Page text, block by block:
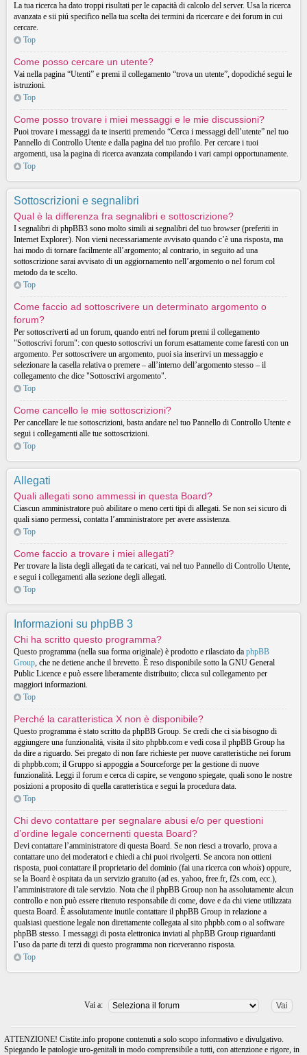
La tua ricerca ha dato troppi risultati per le capacità di calcolo del server. Usa la ricerca
avanzata e sii piú specifico nella tua scelta dei termini da ricercare e dei forum in cui
cercare.
Top
Come posso cercare un utente?
Vai nella pagina “Utenti” e premi il collegamento “trova un utente”, dopodiché segui le
istruzioni.
Top
Come posso trovare i miei messaggi e le mie discussioni?
Puoi trovare i messaggi da te inseriti premendo “Cerca i messaggi dell’utente” nel tuo
Pannello di Controllo Utente e dalla pagina del tuo profilo. Per cercare i tuoi
argomenti, usa la pagina di ricerca avanzata compilando i vari campi opportunamente.
Top
Sottoscrizioni e segnalibri
Qual è la differenza fra segnalibri e sottoscrizione?
I segnalibri di phpBB3 sono molto simili ai segnalibri del tuo browser (preferiti in
Internet Explorer). Non vieni necessariamente avvisato quando c’è una risposta, ma
hai modo di tornare facilmente all’argomento; al contrario, in seguito ad una
sottoscrizione sarai avvisato di un aggiornamento nell’argomento o nel forum col
metodo da te scelto.
Top
Come faccio ad sottoscrivere un determinato argomento o
forum?
Per sottoscriverti ad un forum, quando entri nel forum premi il collegamento
"Sottoscrivi forum": con questo sottoscrivi un forum esattamente come faresti con un
argomento. Per sottoscrivere un argomento, puoi sia inserirvi un messaggio e
selezionare la casella relativa o premere – all’interno dell’argomento stesso – il
collegamento che dice "Sottoscrivi argomento".
Top
Come cancello le mie sottoscrizioni?
Per cancellare le tue sottoscrizioni, basta andare nel tuo Pannello di Controllo Utente e
segui i collegamenti alle tue sottoscrizioni.
Top
Allegati
Quali allegati sono ammessi in questa Board?
Ciascun amministratore può abilitare o meno certi tipi di allegati. Se non sei sicuro di
quali siano permessi, contatta l’amministratore per avere assistenza.
Top
Come faccio a trovare i miei allegati?
Per trovare la lista degli allegati da te caricati, vai nel tuo Pannello di Controllo Utente,
e segui i collegamenti alla sezione degli allegati.
Top
Informazioni su phpBB 3
Chi ha scritto questo programma?
Questo programma (nella sua forma originale) è prodotto e rilasciato da phpBB
Group, che ne detiene anche il brevetto. È reso disponibile sotto la GNU General
Public Licence e può essere liberamente distribuito; clicca sul collegamento per
maggiori informazioni.
Top
Perché la caratteristica X non è disponibile?
Questo programma è stato scritto da phpBB Group. Se credi che ci sia bisogno di
aggiungere una funzionalità, visita il sito phpbb.com e vedi cosa il phpBB Group ha
da dire a riguardo. Sei pregato di non fare richieste per nuove caratteristiche nei forum
di phpbb.com; il Gruppo si appoggia a Sourceforge per la gestione di nuove
funzionalità. Leggi il forum e cerca di capire, se vengono spiegate, quali sono le nostre
posizioni a proposito di quella caratteristica e segui la procedura data.
Top
Chi devo contattare per segnalare abusi e/o per questioni
d’ordine legale concernenti questa Board?
Devi contattare l’amministratore di questa Board. Se non riesci a trovarlo, prova a
contattare uno dei moderatori e chiedi a chi puoi rivolgerti. Se ancora non ottieni
risposta, puoi contattare il proprietario del dominio (fai una ricerca con whois) oppure,
se la Board è ospitata da un servizio gratuito (ad es. yahoo, free.fr, f2s.com, ecc.),
l’amministratore di tale servizio. Nota che il phpBB Group non ha assolutamente alcun
controllo e non può essere ritenuto responsabile di come, dove e da chi viene utilizzata
questa Board. È assolutamente inutile contattare il phpBB Group in relazione a
qualsiasi questione legale non direttamente collegata al sito phpbb.com o al software
phpBB stesso. I messaggi di posta elettronica inviati al phpBB Group riguardanti
l’uso da parte di terzi di questo programma non riceveranno risposta.
Top
Vai a:
ATTENZIONE! Cistite.info propone contenuti a solo scopo informativo e divulgativo.
Spiegando le patologie uro-genitali in modo comprensibile a tutti, con attenzione e rigore, in